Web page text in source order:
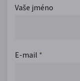
Vaše jméno
E-mail *